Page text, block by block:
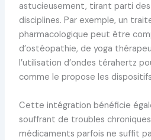
astucieusement, tirant parti
disciplines. Par exemple, un
pharmacologique peut être
d’ostéopathie, de yoga
l’utilisation d’ondes térahertz
comme le propose les
Cette intégration bénéficie
souffrant de troubles
médicaments parfois ne suffit